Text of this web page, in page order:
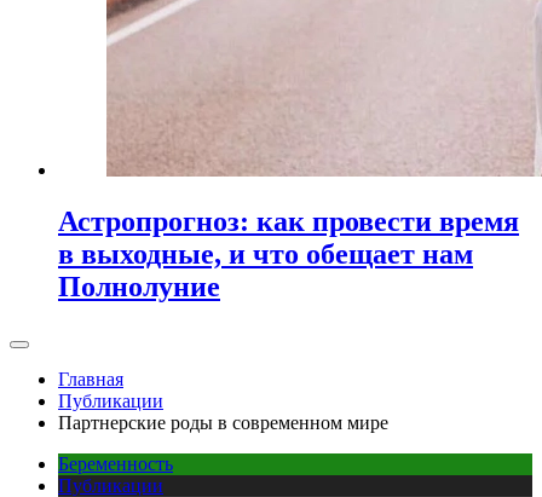
Астропрогноз: как провести время
в выходные, и что обещает нам
Полнолуние
Главная
Публикации
Партнерские роды в современном мире
Беременность
Публикации